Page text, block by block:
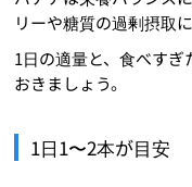
リーや糖質の過剰摂取
1日の適量と、食べす
おきましょう。
1日1〜2本が目安